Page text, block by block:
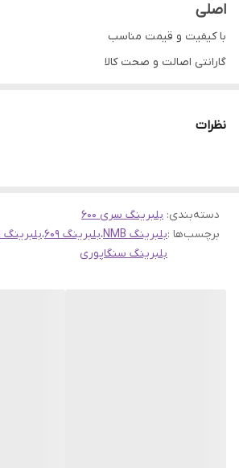
اصلی
با کیفیت و قیمت مناسب
گارانتی اصالت و صحت کالا
نظرات
دسته‌بندی: بلبرینگ سری 600
برچسب‌ها :بلبرینگ NMB ،بلبرینگ ۶۰۹ ،بلبرینگ ۶۰۹ 2rs
بلبرینگ سنگاپوری